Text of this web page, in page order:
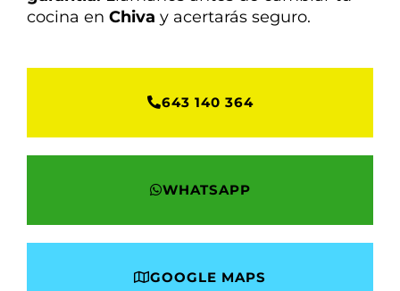
cocina en Chiva y acertarás seguro.
643 140 364
WHATSAPP
GOOGLE MAPS